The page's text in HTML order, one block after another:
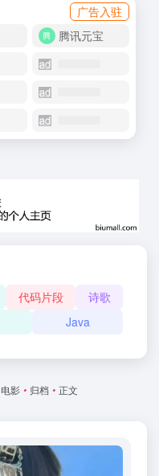
广告入驻
腾讯元宝
代码片段
诗歌
Java
电影 • 归档 • 正文